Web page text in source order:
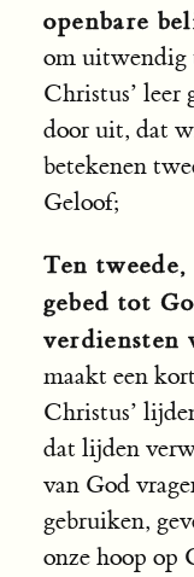
openbare
om uitwendig
Christus’
door uit, dat
betekenen
Geloof;
Ten
gebed tot
verdiensten
maakt een
Christus’
dat lijden
van God
gebruiken,
onze hoop op